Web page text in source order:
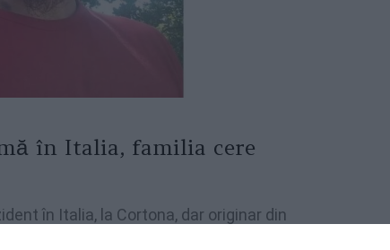
în Italia, familia cere
în Italia, la Cortona, dar originar din
este dat dispărut de către familie.